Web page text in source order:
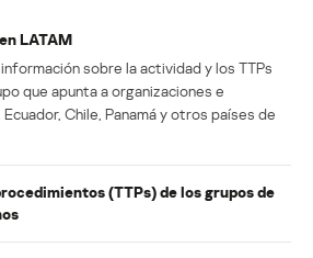
LATAM
sobre la actividad y los TTPs
que apunta a organizaciones e
Chile, Panamá y otros países de
(TTPs) de los grupos de